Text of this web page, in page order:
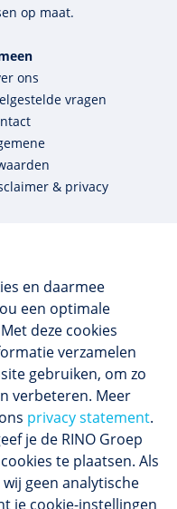
en daarmee
een optimale
deze cookies
verzamelen
gebruiken, om zo
verbeteren. Meer
privacy statement.
je de RINO Groep
te plaatsen. Als
geen analytische
je cookie-instellingen
op maat.
ons
vragen
& privacy
in huis
geregistreerd
8,4
scholings­
nieuws.